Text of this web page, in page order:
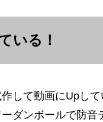
いる！
して動画にUpし
ダンボールで防音